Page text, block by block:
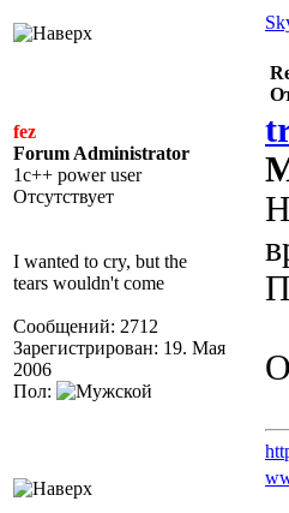
fez
Forum Administrator
1c++ power user
Отсутствует
I wanted to cry, but the
tears wouldn't come
Сообщений: 2712
Зарегистрирован: 19. Мая
2006
Пол: